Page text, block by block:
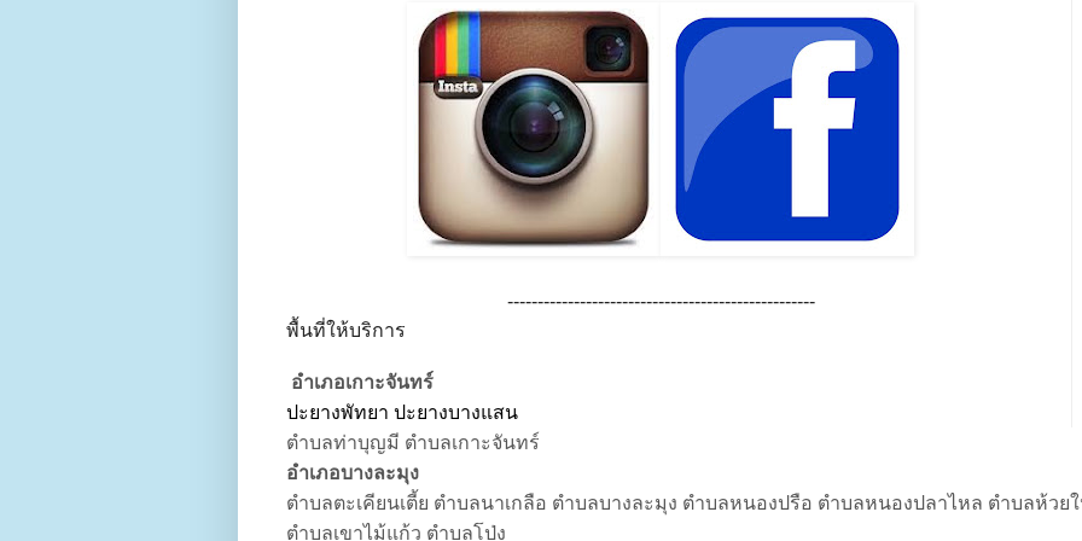
---------------------------------------------------
พื้นที่ให้บริการ
อำเภอเกาะจันทร์
ปะยางพัทยา ปะยางบางแสน
ตำบลท่าบุญมี ตำบลเกาะจันทร์
อำเภอบางละมุง
ตำบลตะเคียนเตี้ย ตำบลนาเกลือ ตำบลบางละมุง ตำบลหนองปรือ ตำบลหนองปลาไหล ตำบลห้ว
ตำบลเขาไม้แก้ว ตำบลโป่ง